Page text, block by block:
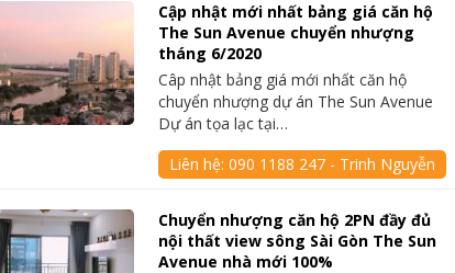
Cập nhật mới nhất bảng giá căn hộ
The Sun Avenue chuyển nhượng
tháng 6/2020
Câp nhật bảng giá mới nhất căn hộ
chuyển nhượng dự án The Sun Avenue
Dự án tọa lạc tại…
Liên hệ:090 1188 247 - Trinh Nguyễn
Chuyển nhượng căn hộ 2PN đầy đủ
nội thất view sông Sài Gòn The Sun
Avenue nhà mới 100%